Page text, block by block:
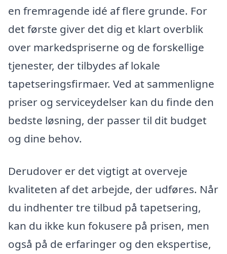
en fremragende idé af flere grunde. For
det første giver det dig et klart overblik
over markedspriserne og de forskellige
tjenester, der tilbydes af lokale
tapetseringsfirmaer. Ved at sammenligne
priser og serviceydelser kan du finde den
bedste løsning, der passer til dit budget
og dine behov.
Derudover er det vigtigt at overveje
kvaliteten af det arbejde, der udføres. Når
du indhenter tre tilbud på tapetsering,
kan du ikke kun fokusere på prisen, men
også på de erfaringer og den ekspertise,